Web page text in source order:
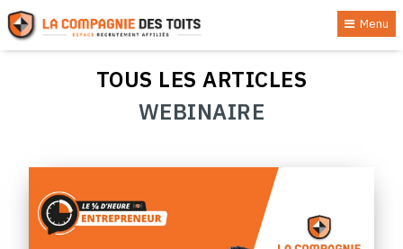
Menu
TOUS LES ARTICLES
WEBINAIRE